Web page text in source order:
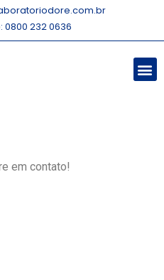
0800 232 0636
em contato!